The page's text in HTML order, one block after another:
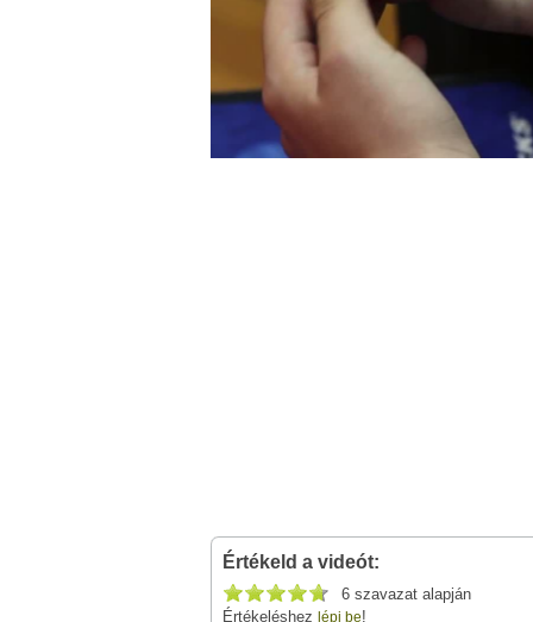
Értékeld a videót:
6 szavazat alapján
Értékeléshez lépj be!